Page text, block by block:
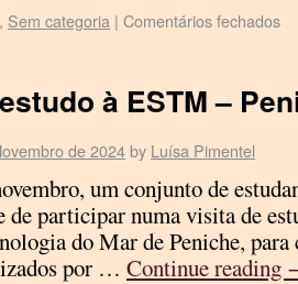
, Sem categoria | Comentários fechados
à ESTM –
de 2024by Luísa Pimentel
um conjunto de
de participar numa visita de
do Mar de Peniche,
por … Continue reading